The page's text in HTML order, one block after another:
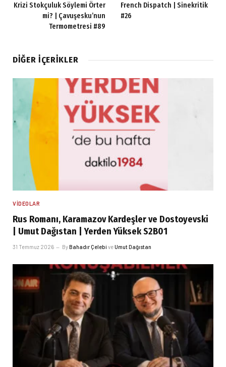
Krizi Stokçuluk Söylemi Örter
mi? | Çavuşesku’nun
Termometresi #89
French Dispatch | Sinekritik
#26
DIĞER İÇERIKLER
VIDEOLAR
Rus Romanı, Karamazov Kardeşler ve Dostoyevski
| Umut Dağıstan | Yerden Yüksek S2B01
31 Temmuz 2026 ByBahadır Çelebi veUmut Dağıstan